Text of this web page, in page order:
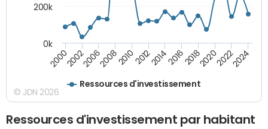
Ressources d'investissement
200020022006200820102012201420162018202020222024
0k
200k
© JDN 2026
Ressources d'investissement par habitant